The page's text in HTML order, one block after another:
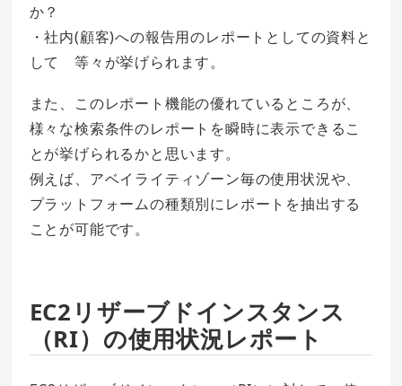
か？
・社内(顧客)への報告用のレポートとしての資料と
して 等々が挙げられます。
また、このレポート機能の優れているところが、
様々な検索条件のレポートを瞬時に表示できるこ
とが挙げられるかと思います。
例えば、アベイライティゾーン毎の使用状況や、
プラットフォームの種類別にレポートを抽出する
ことが可能です。
EC2リザーブドインスタンス
（RI）の使用状況レポート